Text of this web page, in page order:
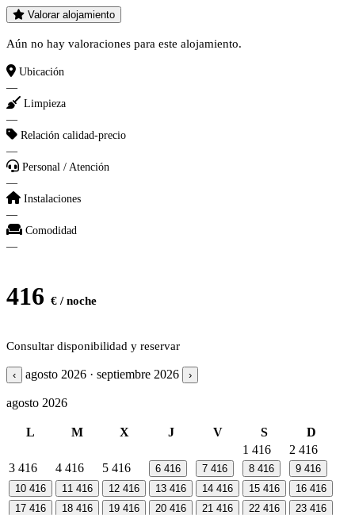
Valorar alojamiento
Aún no hay valoraciones para este alojamiento.
Ubicación
—
Limpieza
—
Relación calidad-precio
—
Personal / Atención
—
Instalaciones
—
Comodidad
—
416 € / noche
Consultar disponibilidad y reservar
‹ agosto 2026 · septiembre 2026 ›
agosto 2026
L M X J V S
D
1 416 2 416
3 416 4 416 5 416 6 416 7 416 8 416 9 416
10 416 11 416 12 416 13 416 14 416 15 416 16 416
17 416 18 416 19 416 20 416 21 416 22 416 23 416